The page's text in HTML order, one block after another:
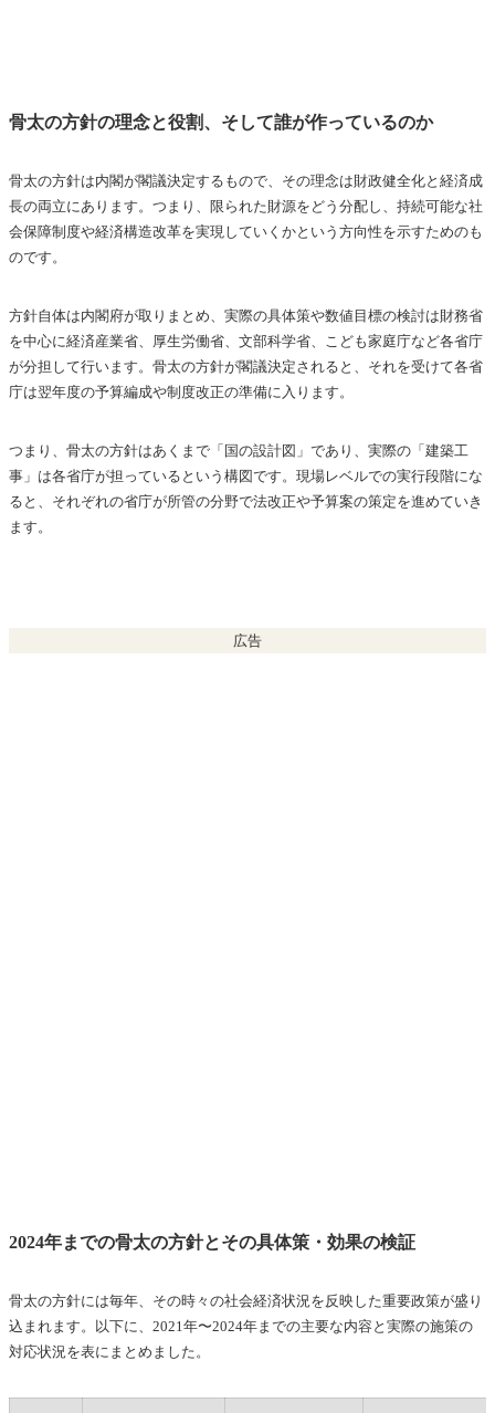
骨太の方針の理念と役割、そして誰が作っているのか
骨太の方針は内閣が閣議決定するもので、その理念は財政健全化と経済成
長の両立にあります。つまり、限られた財源をどう分配し、持続可能な社
会保障制度や経済構造改革を実現していくかという方向性を示すためのも
のです。
方針自体は内閣府が取りまとめ、実際の具体策や数値目標の検討は財務省
を中心に経済産業省、厚生労働省、文部科学省、こども家庭庁など各省庁
が分担して行います。骨太の方針が閣議決定されると、それを受けて各省
庁は翌年度の予算編成や制度改正の準備に入ります。
つまり、骨太の方針はあくまで「国の設計図」であり、実際の「建築工
事」は各省庁が担っているという構図です。現場レベルでの実行段階にな
ると、それぞれの省庁が所管の分野で法改正や予算案の策定を進めていき
ます。
広告
2024年までの骨太の方針とその具体策・効果の検証
骨太の方針には毎年、その時々の社会経済状況を反映した重要政策が盛り
込まれます。以下に、2021年〜2024年までの主要な内容と実際の施策の
対応状況を表にまとめました。